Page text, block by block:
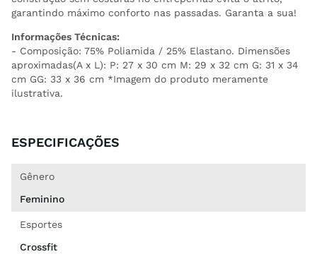
garantindo máximo conforto nas passadas. Garanta a sua!
Informações Técnicas:
- Composição: 75% Poliamida / 25% Elastano. Dimensões
aproximadas(A x L): P: 27 x 30 cm M: 29 x 32 cm G: 31 x 34
cm GG: 33 x 36 cm *Imagem do produto meramente
ilustrativa.
ESPECIFICAÇÕES
Gênero
Feminino
Esportes
Crossfit